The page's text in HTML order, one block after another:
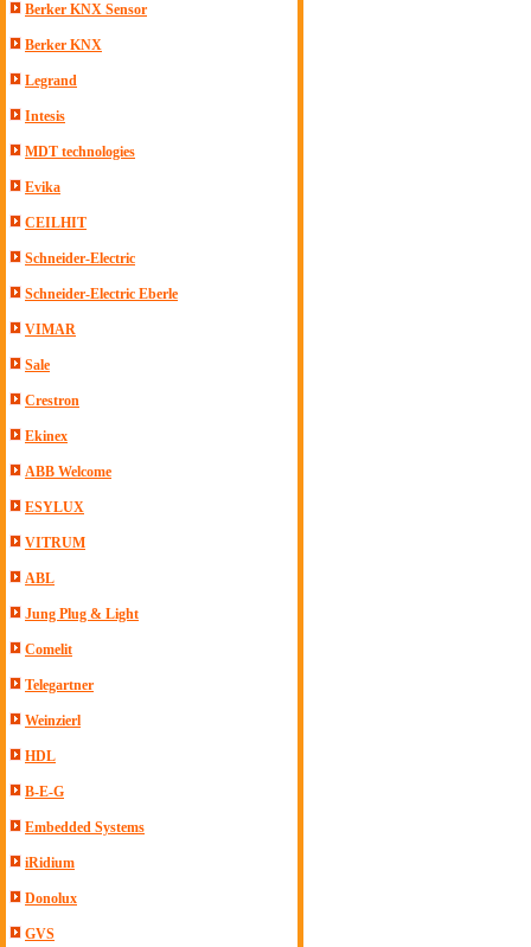
Berker KNX Sensor
Berker KNX
Legrand
Intesis
MDT technologies
Evika
CEILHIT
Schneider-Electric
Schneider-Electric Eberle
VIMAR
Sale
Crestron
Ekinex
ABB Welcome
ESYLUX
VITRUM
ABL
Jung Plug & Light
Comelit
Telegartner
Weinzierl
HDL
B-E-G
Embedded Systems
iRidium
Donolux
GVS